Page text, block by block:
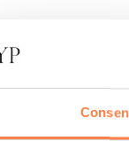
en
Reformer Grepen
Pilates methode